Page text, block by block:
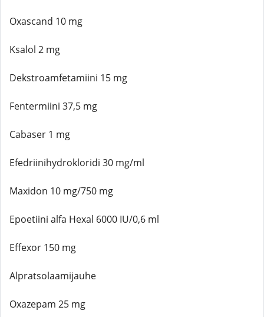
Oxascand 10 mg
Ksalol 2 mg
Dekstroamfetamiini 15 mg
Fentermiini 37,5 mg
Cabaser 1 mg
Efedriinihydrokloridi 30 mg/ml
Maxidon 10 mg/750 mg
Epoetiini alfa Hexal 6000 IU/0,6 ml
Effexor 150 mg
Alpratsolaamijauhe
Oxazepam 25 mg